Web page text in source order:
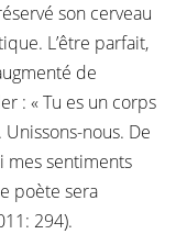
son cerveau
L’être parfait,
de
: « Tu es un corps
nous. De
mes sentiments
poète sera
294).